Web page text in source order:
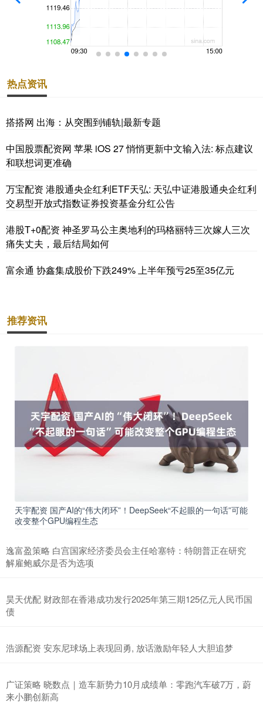
热点资讯
搭搭网 出海：从突围到铺轨|最新专题
中国股票配资网 苹果 iOS 27 悄悄更新中文输入法: 标点建议
和联想词更准确
万宝配资 港股通央企红利ETF天弘: 天弘中证港股通央企红利
交易型开放式指数证券投资基金分红公告
港股T+0配资 神圣罗马公主奥地利的玛格丽特三次嫁人三次
痛失丈夫，最后结局如何
富余通 协鑫集成股价下跌249% 上半年预亏25至35亿元
推荐资讯
天宇配资 国产AI的“伟大闭环”！DeepSeek“不起眼的一句话”可能
改变整个GPU编程生态
逸富盈策略 白宫国家经济委员会主任哈塞特：特朗普正在研究
解雇鲍威尔是否为选项
昊天优配 财政部在香港成功发行2025年第三期125亿元人民币国
债
浩源配资 安东尼球场上表现回勇, 放话激励年轻人大胆追梦
广证策略 晓数点｜造车新势力10月成绩单：零跑汽车破7万，蔚
来小鹏创新高